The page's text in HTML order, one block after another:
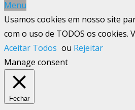
Menu
Usamos cookies em nosso site
com o uso de TODOS os cookies.
Aceitar Todos ou Rejeitar
Manage consent
Fechar